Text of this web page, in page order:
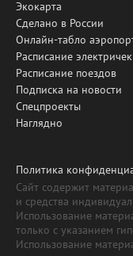
Экокарта
Сделано в России
Онлайн-табло
Расписание электричек
Расписание поездов
Подписка на новости
Спецпроекты
Наглядно
Политика
Сайт содержит
и средства
Использование
только с указанием
Использование